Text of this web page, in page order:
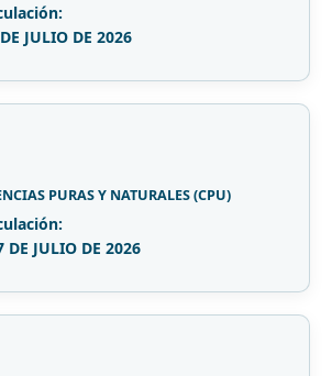
JULIO DE 2026
PURAS Y NATURALES (CPU)
DE JULIO DE 2026